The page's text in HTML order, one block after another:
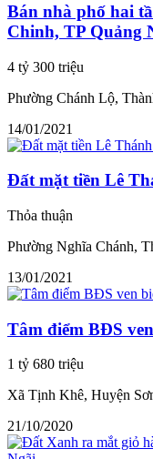
Bán nhà phố hai
Chinh, TP Quảng
4 tỷ 300 triệu
Phường Chánh Lộ,
14/01/2021
Đất mặt tiền Lê
Thỏa thuận
Phường Nghĩa Chánh,
13/01/2021
Tâm điểm BĐS
1 tỷ 680 triệu
Xã Tịnh Khê, Huyện
21/10/2020